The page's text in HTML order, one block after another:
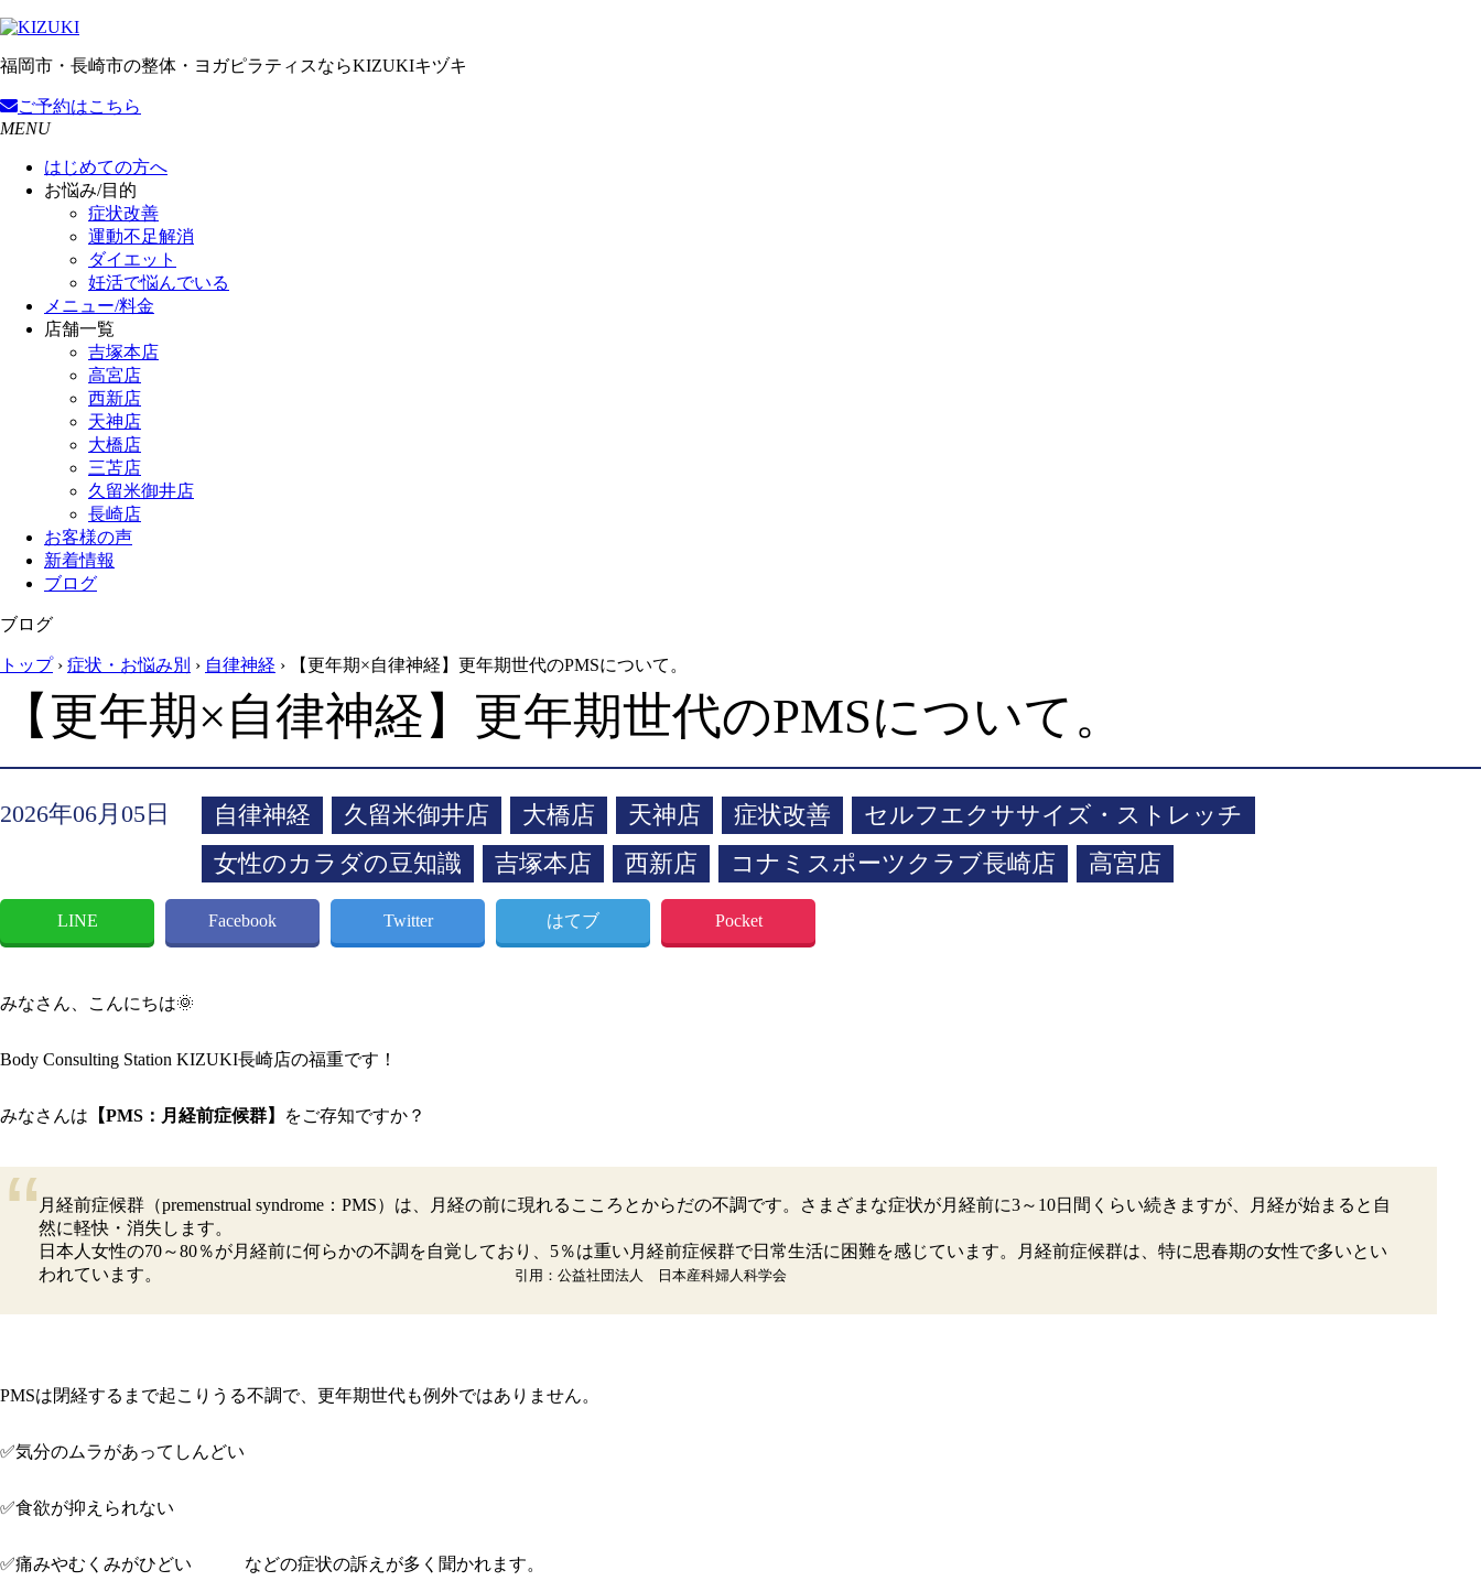
福岡市・長崎市の整体・ヨガピラティスならKIZUKIキヅキ
ご予約はこちら
MENU
はじめての方へ
お悩み/目的
症状改善
運動不足解消
ダイエット
妊活で悩んでいる
メニュー/料金
店舗一覧
吉塚本店
高宮店
西新店
天神店
大橋店
三苫店
久留米御井店
長崎店
お客様の声
新着情報
ブログ
ブログ
トップ› 症状・お悩み別 › 自律神経 › 【更年期×自律神経】更年期世代のPMSについて。
【更年期×自律神経】更年期世代のPMSについて。
2026年06月05日 自律神経 久留米御井店 大橋店 天神店 症状改善
セルフエクササイズ・ストレッチ
女性のカラダの豆知識
吉塚本店 西新店 コナミスポーツクラブ長崎店 高宮店
LINE Facebook Twitter はてブ Pocket
みなさん、こんにちは🌞
Body Consulting Station KIZUKI長崎店の福重です！
みなさんは 【PMS：月経前症候群】 をご存知ですか？
月経前症候群（premenstrual syndrome：PMS）は、月経の前に現れるこころとからだの不調です。さまざまな症状が月経前に3～10日間くらい続きますが、月経が始まると自
然に軽快・消失します。
日本人女性の70～80％が月経前に何らかの不調を自覚しており、5％は重い月経前症候群で日常生活に困難を感じています。月経前症候群は、特に思春期の女性で多いとい
われています。
引用：公益社団法人 日本産科婦人科学会
PMSは閉経するまで起こりうる不調で、更年期世代も例外ではありません。
✅気分のムラがあってしんどい
✅食欲が抑えられない
✅痛みやむくみがひどい などの症状の訴えが多く聞かれます。